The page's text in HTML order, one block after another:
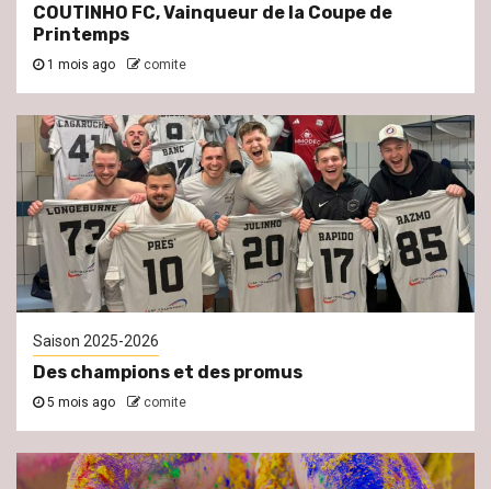
COUTINHO FC, Vainqueur de la Coupe de
Printemps
1 mois ago comite
Saison 2025-2026
Des champions et des promus
5 mois ago comite